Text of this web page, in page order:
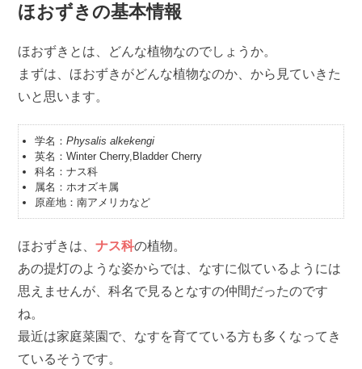
ほおずきの基本情報
ほおずきとは、どんな植物なのでしょうか。
まずは、ほおずきがどんな植物なのか、から見ていきた
いと思います。
学名：Physalis alkekengi
英名：Winter Cherry,Bladder Cherry
科名：ナス科
属名：ホオズキ属
原産地：南アメリカなど
ほおずきは、ナス科の植物。
あの提灯のような姿からでは、なすに似ているようには
思えませんが、科名で見るとなすの仲間だったのです
ね。
最近は家庭菜園で、なすを育てている方も多くなってき
ているそうです。